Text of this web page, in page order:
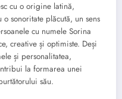
cu o origine latină,
o sonoritate plăcută, un sens
cu numele Sorina
creative și optimiste. Deși
și personalitatea,
la formarea unei
său.